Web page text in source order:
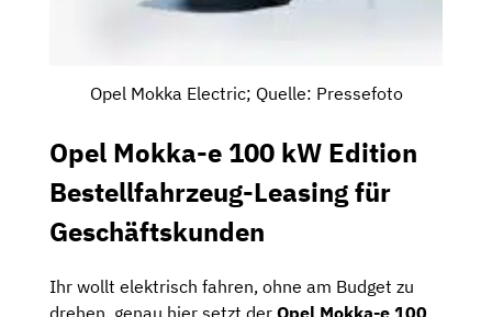
Opel Mokka Electric; Quelle: Pressefoto
Opel Mokka-e 100 kW Edition
Bestellfahrzeug-Leasing für
Geschäftskunden
Ihr wollt elektrisch fahren, ohne am Budget zu
drehen, genau hier setzt der Opel Mokka-e 100